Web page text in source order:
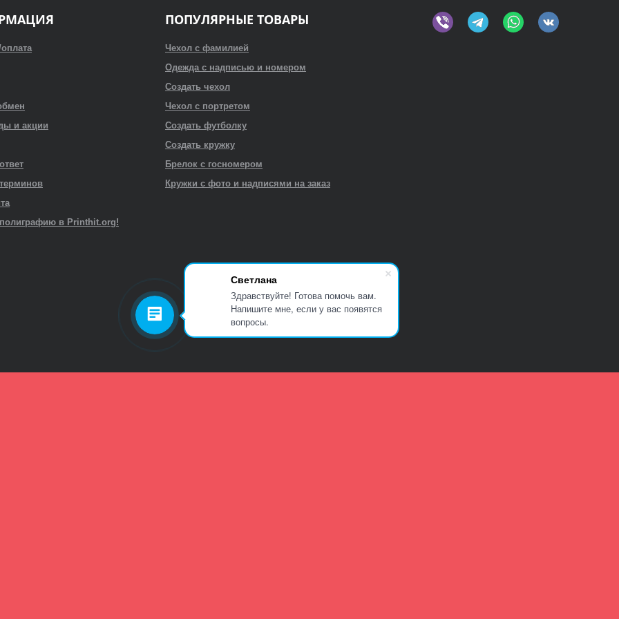
Светлана
Здравствуйте! Готова помочь вам.
Напишите мне, если у вас появятся
вопросы.
и акции
полиграфию в Printhit.org!
ПОПУЛЯРНЫЕ ТОВАРЫ
Чехол с фамилией
Одежда с надписью и номером
Создать чехол
Чехол с портретом
Создать футболку
Создать кружку
Брелок с госномером
Кружки с фото и надписями на заказ